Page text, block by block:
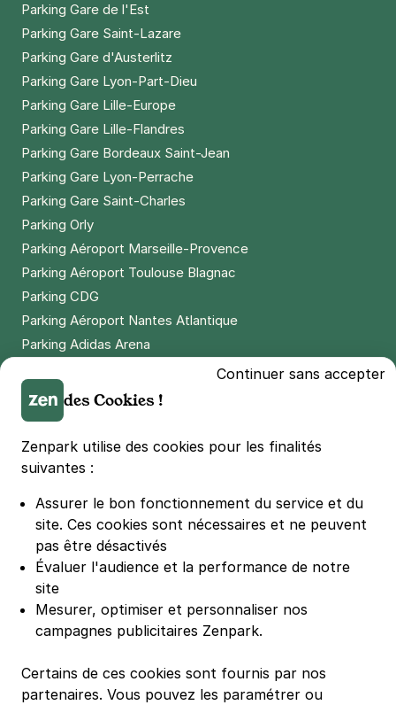
Paris - Université Paris 1 Sorbonne -
Clisson
73 rue Clisson
75013 Paris
Réserver
+ Abonnements disponibles
Clisson
70 rue Clisson
4,6(331 avis)
2,50 € /heure,20 €/jour,
+ Abonnements disponibles
Paris - Olympiades - Chevaleret
75013Paris
4,5(296 avis)
2,50 €/heure,23 €/jour,65 €/semaine
Réserver
+ Abonnements disponibles
Paris - Bercy - quai de la Gare
3 rue George Balanchine
Parking Gare de l'Est
Parking Gare Saint-Lazare
Parking Gare d'Austerlitz
Parking Gare Lyon-Part-Dieu
Parking Gare Lille-Europe
Parking Gare Lille-Flandres
Parking Gare Bordeaux Saint-Jean
Parking Gare Lyon-Perrache
Parking Gare Saint-Charles
Parking Orly
Parking Aéroport Marseille-Provence
Parking Aéroport Toulouse Blagnac
Parking CDG
Parking Aéroport Nantes Atlantique
Parking Adidas Arena
Parking LDLC Arena
Parking Stade Pierre Mauroy
Parking Groupama Stadium
Parking Vélodrome
Parking Bercy
Parking La Défense Arena
Parking Les 4 temps
Parking Nation
Parking Porte de Versailles
Parking Lille Grand Palais
Parking Casino Barrière Lille
Continuer sans accepter
des Cookies !
Zenpark utilise des cookies pour les finalités
suivantes :
Assurer le bon fonctionnement du service et du
site. Ces cookies sont nécessaires et ne peuvent
pas être désactivés
Évaluer l'audience et la performance de notre
site
Mesurer, optimiser et personnaliser nos
campagnes publicitaires Zenpark.
Certains de ces cookies sont fournis par nos
partenaires. Vous pouvez les paramétrer ou